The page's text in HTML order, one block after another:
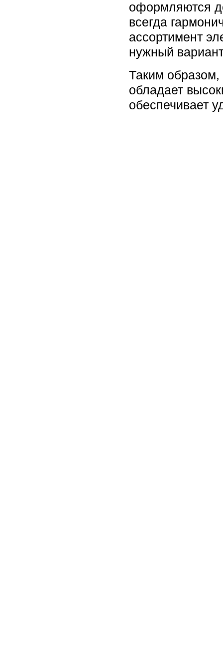
оформляются
всегда
ассортимент
нужный
Таким образом,
обладает
обеспечивает